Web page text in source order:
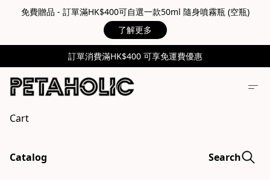
免費贈品 - 訂單滿HK$400可自選一款50ml 隨身噴霧瓶 (空瓶)
了解更多
訂單消費滿HK$400 可享免運費優惠
Cart
Catalog Search